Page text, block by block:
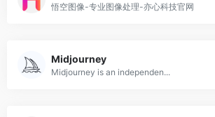
悟空图像-专业图像处理-亦心科技官网
Midjourney
Midjourney is an independen...